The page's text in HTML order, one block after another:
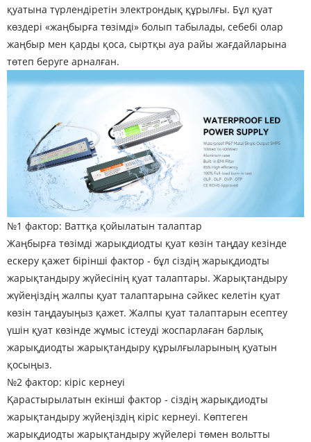
қуатына түрлендіретін электрондық құрылғы. Бұл қуат
көздері «жаңбырға төзімді» болып табылады, себебі олар
жаңбыр мен қарды қоса, сыртқы ауа райы жағдайларына
төтеп беруге арналған.
№1 фактор: Ваттқа қойылатын талаптар
Жаңбырға төзімді жарықдиодты қуат көзін таңдау кезінде
ескеру қажет бірінші фактор - бұл сіздің жарықдиодты
жарықтандыру жүйесінің қуат талаптары. Жарықтандыру
жүйеңіздің жалпы қуат талаптарына сәйкес келетін қуат
көзін таңдауыңыз қажет. Жалпы қуат талаптарын есептеу
үшін қуат көзінде жұмыс істеуді жоспарлаған барлық
жарықдиодты жарықтандыру құрылғыларының қуатын
қосыңыз.
№2 фактор: кіріс кернеуі
Қарастырылатын екінші фактор - сіздің жарықдиодты
жарықтандыру жүйеңіздің кіріс кернеуі. Көптеген
жарықдиодты жарықтандыру жүйелері төмен вольтты